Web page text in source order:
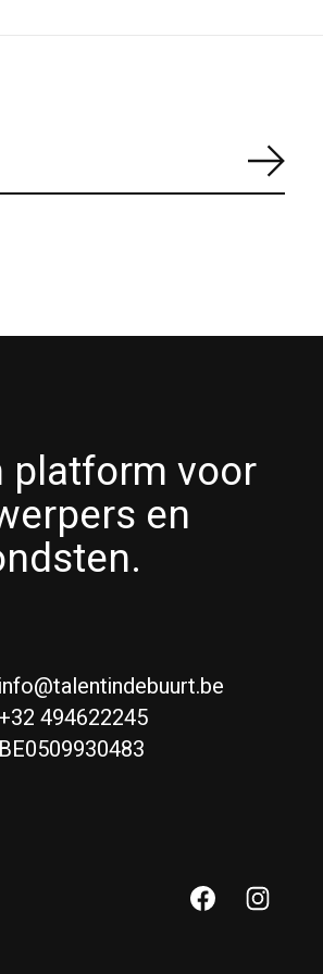
platform voor
en
info@talentindebuurt.be
+32 494622245
BE0509930483